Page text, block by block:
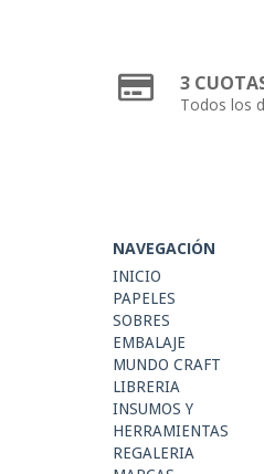
3
Todos los
NAVEGACIÓN
INICIO
PAPELES
SOBRES
EMBALAJE
MUNDO CRAFT
LIBRERIA
INSUMOS Y
HERRAMIENTAS
REGALERIA